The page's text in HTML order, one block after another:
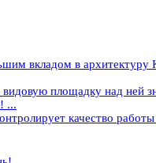
вкладом в архитектуру
площадку над ней
...
качество